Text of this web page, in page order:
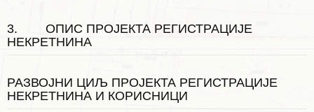
3. ОПИС ПРОЈЕКТА РЕГИСТРАЦИЈЕ
НЕКРЕТНИНА
РАЗВОЈНИ ЦИЉ ПРОЈЕКТА РЕГИСТРАЦИЈЕ
НЕКРЕТНИНА И КОРИСНИЦИ